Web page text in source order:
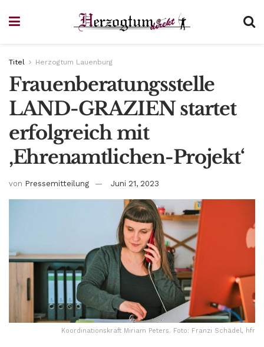
Titel Herzogtum Lauenburg
Frauenberatungsstelle
LAND-GRAZIEN startet
erfolgreich mit
‚Ehrenamtlichen-Projekt‘
von Pressemitteilung Juni 21, 2023
Koordinationskraft Miriam Peters. Foto: Franzi Schädel, hfr